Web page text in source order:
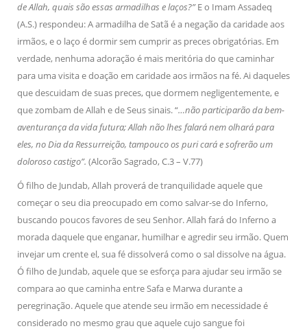
de Allah, quais são essas armadilhas e laços?”E o Imam Assadeq
(A.S.) respondeu: A armadilha de Satã é a negação da caridade aos
irmãos, e o laço é dormir sem cumprir as preces obrigatórias. Em
verdade, nenhuma adoração é mais meritória do que caminhar
para uma visita e doação em caridade aos irmãos na fé. Ai daqueles
que descuidam de suas preces, que dormem negligentemente, e
que zombam de Allah e de Seus sinais. “…não participarão da bem-
aventurança da vida futura; Allah não lhes falará nem olhará para
eles, no Dia da Ressurreição, tampouco os puri cará e sofrerão um
doloroso castigo”. (Alcorão Sagrado, C.3 – V.77)
Ó filho de Jundab, Allah proverá de tranquilidade aquele que
começar o seu dia preocupado em como salvar-se do Inferno,
buscando poucos favores de seu Senhor. Allah fará do Inferno a
morada daquele que enganar, humilhar e agredir seu irmão. Quem
invejar um crente el, sua fé dissolverá como o sal dissolve na água.
Ó filho de Jundab, aquele que se esforça para ajudar seu irmão se
compara ao que caminha entre Safa e Marwa durante a
peregrinação. Aquele que atende seu irmão em necessidade é
considerado no mesmo grau que aquele cujo sangue foi